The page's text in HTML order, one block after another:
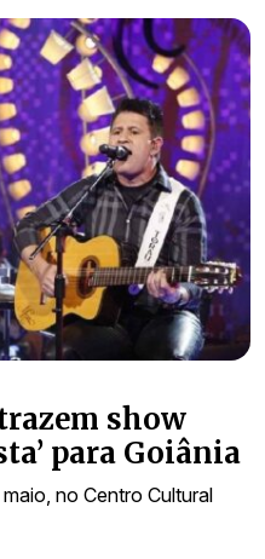
show
para Goiânia
no Centro Cultural